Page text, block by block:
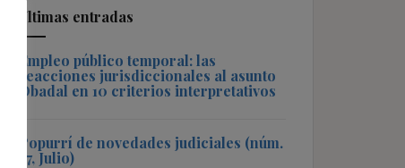
Últimas entradas
Empleo público temporal: las
reacciones jurisdiccionales al asunto
Obadal en 10 criterios interpretativos
Popurrí de novedades judiciales (núm.
57, Julio)